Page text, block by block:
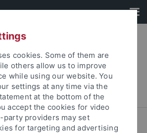
... Studiengänge
cookies. Some of them are
others allow us to improve
while using our website. You
settings at any time via the
at the bottom of the
accept the cookies for video
party providers may set
for targeting and advertising